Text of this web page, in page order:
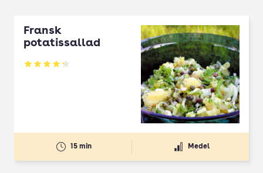
Fransk
potatissallad
Betyg: 4.29 av 5
15 min Medel